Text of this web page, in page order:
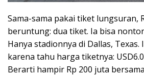
Sama-sama pakai tiket lungsuran,
beruntung: dua tiket. Ia bisa
Hanya stadionnya di Dallas,
karena tahu harga tiketnya:
Berarti hampir Rp 200 juta